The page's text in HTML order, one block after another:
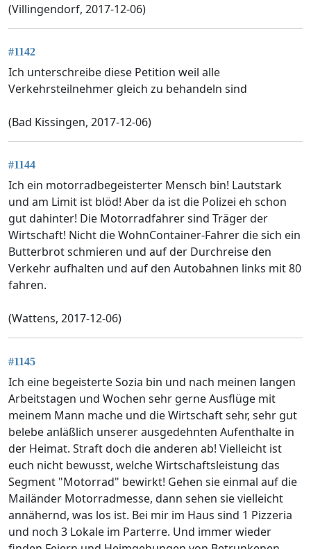
(Villingendorf, 2017-12-06)
#1142
Ich unterschreibe diese Petition weil alle
Verkehrsteilnehmer gleich zu behandeln sind
(Bad Kissingen, 2017-12-06)
#1144
Ich ein motorradbegeisterter Mensch bin! Lautstark
und am Limit ist blöd! Aber da ist die Polizei eh schon
gut dahinter! Die Motorradfahrer sind Träger der
Wirtschaft! Nicht die WohnContainer-Fahrer die sich ein
Butterbrot schmieren und auf der Durchreise den
Verkehr aufhalten und auf den Autobahnen links mit 80
fahren.
(Wattens, 2017-12-06)
#1145
Ich eine begeisterte Sozia bin und nach meinen langen
Arbeitstagen und Wochen sehr gerne Ausflüge mit
meinem Mann mache und die Wirtschaft sehr, sehr gut
belebe anläßlich unserer ausgedehnten Aufenthalte in
der Heimat. Straft doch die anderen ab! Vielleicht ist
euch nicht bewusst, welche Wirtschaftsleistung das
Segment "Motorrad" bewirkt! Gehen sie einmal auf die
Mailänder Motorradmesse, dann sehen sie vielleicht
annähernd, was los ist. Bei mir im Haus sind 1 Pizzeria
und noch 3 Lokale im Parterre. Und immer wieder